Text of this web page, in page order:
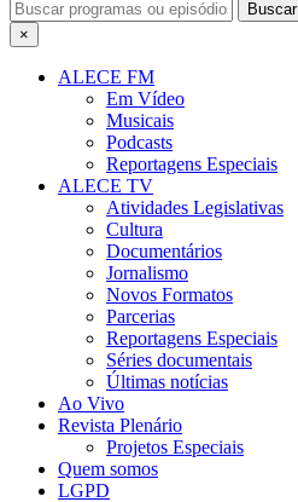
Buscar
×
ALECE FM
Em Vídeo
Musicais
Podcasts
Reportagens Especiais
ALECE TV
Atividades Legislativas
Cultura
Documentários
Jornalismo
Novos Formatos
Parcerias
Reportagens Especiais
Séries documentais
Últimas notícias
Ao Vivo
Revista Plenário
Projetos Especiais
Quem somos
LGPD